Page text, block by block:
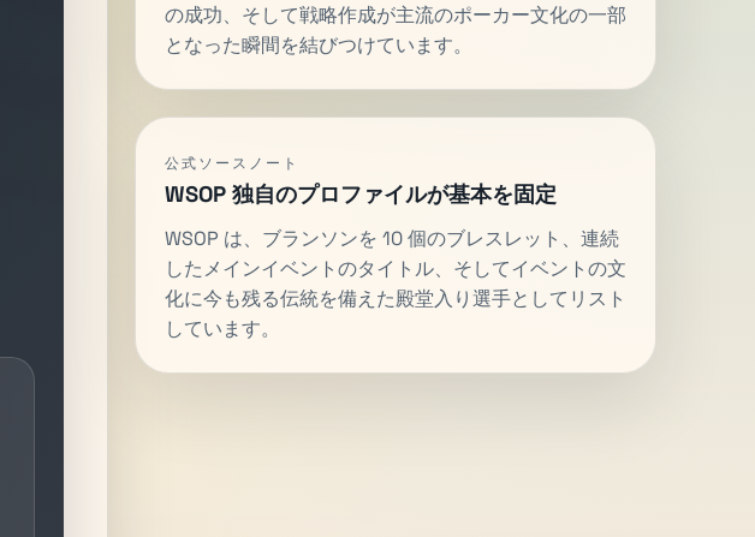
の成功、そして戦略作成が主流のポーカー文化の一部
となった瞬間を結びつけています。
公式ソースノート
WSOP 独自のプロファイルが基本を固定
WSOP は、ブランソンを 10 個のブレスレット、連続
したメインイベントのタイトル、そしてイベントの文
化に今も残る伝統を備えた殿堂入り選手としてリスト
しています。